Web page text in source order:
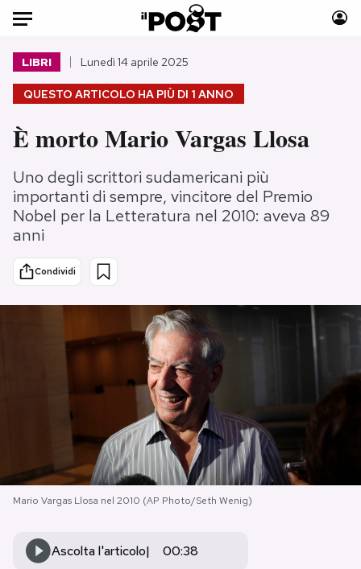
Auto
HOME
Italia
Politica
Tecnologia
Internet
Cultura
Moda
Consumismi
Storie/Idee
Mondiali calcio 2026
PODCAST
NEWSLETTER
I MIEI PREFERITI
SHOP
QUESTO ARTICOLO HA PIÙ DI 1 ANNO
LIBRI Lunedì 14 aprile 2025
È morto Mario Vargas Llosa
Uno degli scrittori sudamericani più
importanti di sempre, vincitore del Premio
Nobel per la Letteratura nel 2010: aveva 89
anni
Condividi
Mario Vargas Llosa nel 2010 (AP Photo/Seth Wenig)
Ascolta l'articolo 00:38